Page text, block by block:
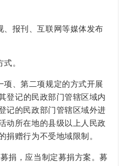
、报刊、互联网等媒体发布
。
项、第二项规定的方式开展
登记的民政部门管辖区域内
记的民政部门管辖区域外进
动所在地的县级以上人民政
捐赠行为不受地域限制。
捐，应当制定募捐方案。募